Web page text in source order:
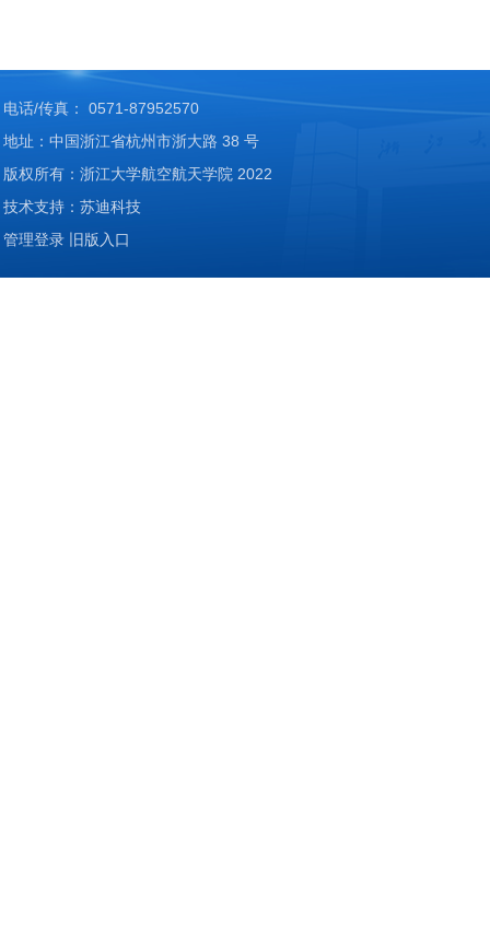
电话/传真： 0571-87952570
地址：中国浙江省杭州市浙大路 38 号
版权所有：浙江大学航空航天学院 2022
技术支持：苏迪科技
管理登录 旧版入口